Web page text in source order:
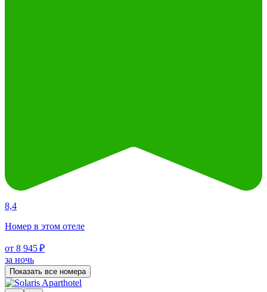
8,4
Номер в этом отеле
от 8 945 ₽
за ночь
Показать все номера